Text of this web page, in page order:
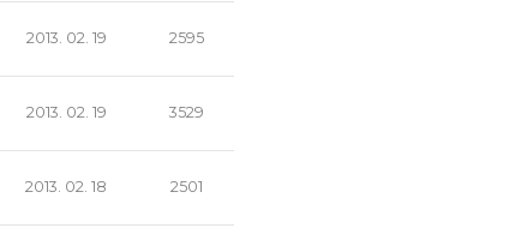
2013. 02. 19 2595
2013. 02. 19 3529
2013. 02. 18 2501